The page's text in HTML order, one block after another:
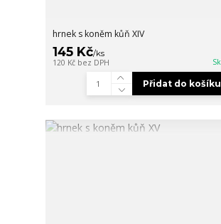
hrnek s koněm kůň XIV
145 Kč/ks
120 Kč bez DPH
Přidat do košíku